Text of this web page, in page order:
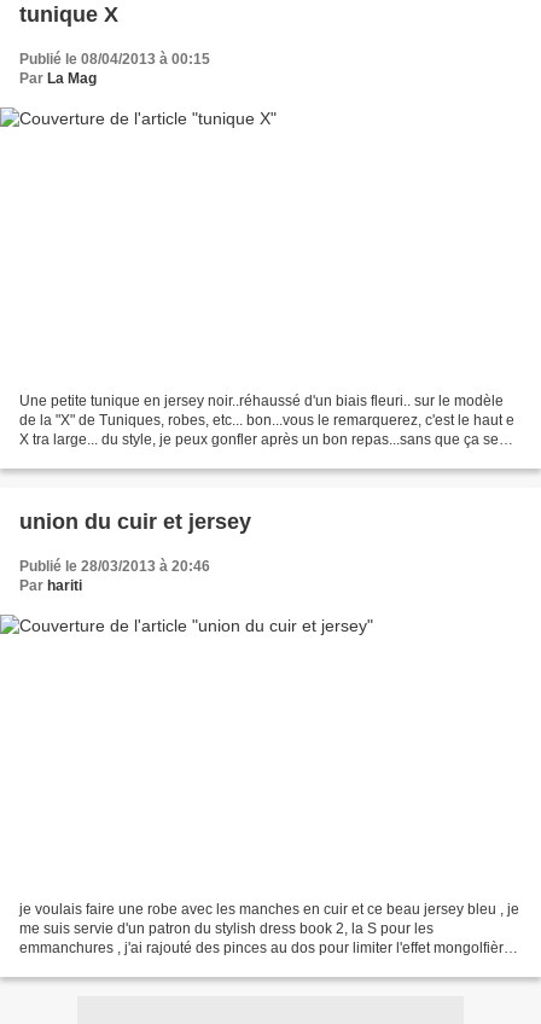
tunique X
Publié le 08/04/2013 à 00:15
Par La Mag
Une petite tunique en jersey noir..réhaussé d'un biais fleuri.. sur le modèle
de la "X" de Tuniques, robes, etc... bon...vous le remarquerez, c'est le haut e
X tra large... du style, je peux gonfler après un bon repas...sans que ça se
union du cuir et jersey
Publié le 28/03/2013 à 20:46
Par hariti
je voulais faire une robe avec les manches en cuir et ce beau jersey bleu , je
me suis servie d'un patron du stylish dress book 2, la S pour les
emmanchures , j'ai rajouté des pinces au dos pour limiter l'effet mongolfière